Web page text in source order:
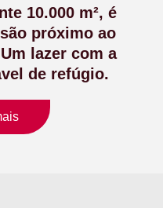
10.000 m², é
próximo ao
lazer com a
de refúgio.